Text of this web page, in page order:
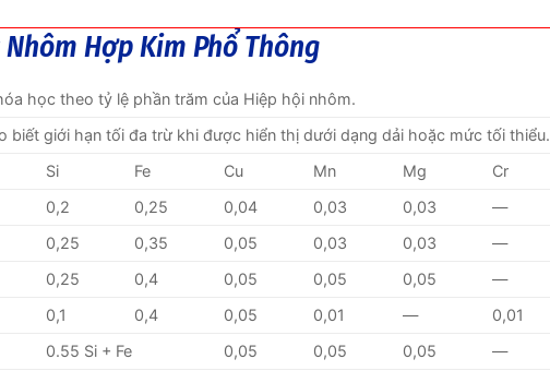
Nhôm Hợp Kim Phổ Thông
học theo tỷ lệ phần trăm của Hiệp hội nhôm.
biết giới hạn tối đa trừ khi được hiển thị dưới dạng dải hoặc mức tối thiểu.
Si Fe Cu Mn Mg Cr
0,2 0,25 0,04 0,03 0,03 —
0,25 0,35 0,05 0,03 0,03 —
0,25 0,4 0,05 0,05 0,05 —
0,1 0,4 0,05 0,01 — 0,01
0.55 Si + Fe 0,05 0,05 0,05 —